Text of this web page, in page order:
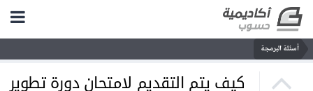
أسئلة البرمجة
كيف يتم التقديم لامتحان دورة تطوير